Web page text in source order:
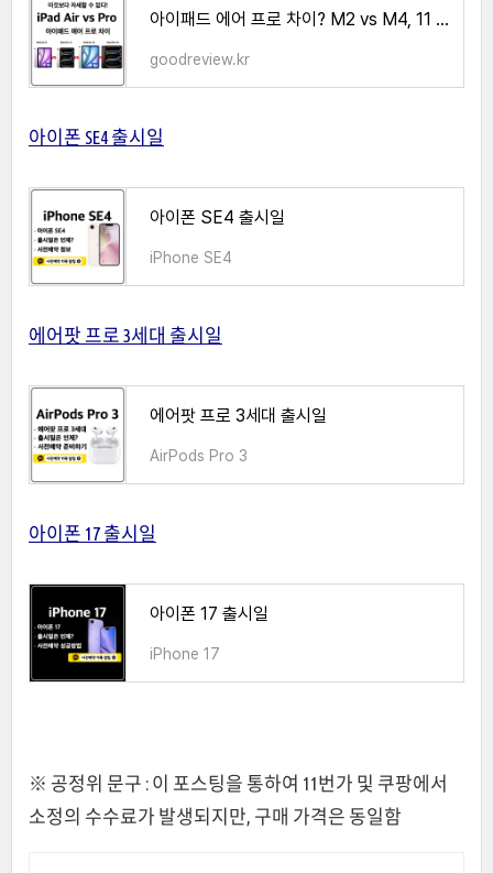
아이패드 에어 프로 차이? M2 vs M4, 11 vs 13인치 전격비교!(2024년형)
goodreview.kr
아이폰 SE4 출시일
아이폰 SE4 출시일
iPhone SE4
에어팟 프로 3세대 출시일
에어팟 프로 3세대 출시일
AirPods Pro 3
아이폰 17 출시일
아이폰 17 출시일
iPhone 17
※ 공정위 문구 : 이 포스팅을 통하여 11번가 및 쿠팡에서
소정의 수수료가 발생되지만, 구매 가격은 동일함